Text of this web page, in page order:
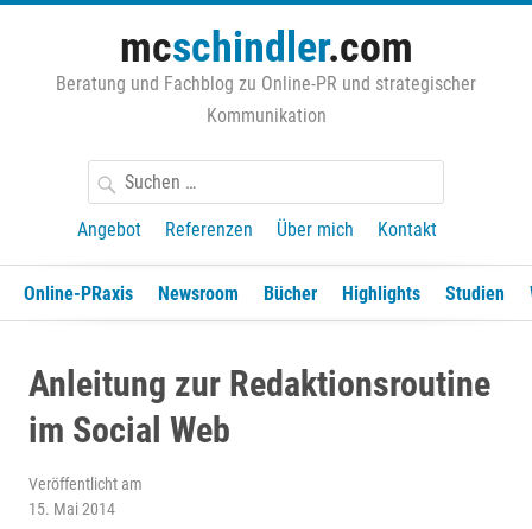
springen
mcschindler.com
Beratung und Fachblog zu Online-PR und strategischer
Kommunikation
Suchen
nach:
Angebot
Referenzen Über mich Kontakt
Online-PRaxis Newsroom Bücher Highlights Studien
Anleitung zur Redaktionsroutine
im Social Web
Veröffentlicht am
15. Mai 2014